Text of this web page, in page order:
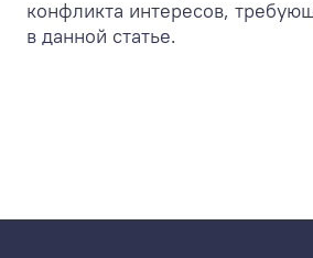
конфликта интересов,
в данной статье.